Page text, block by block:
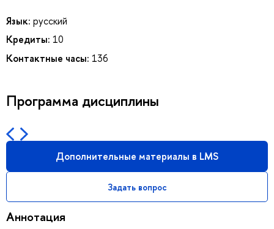
Язык: русский
Кредиты: 10
Контактные часы: 136
Программа дисциплины
Дополнительные материалы в LMS
Задать вопрос
Аннотация